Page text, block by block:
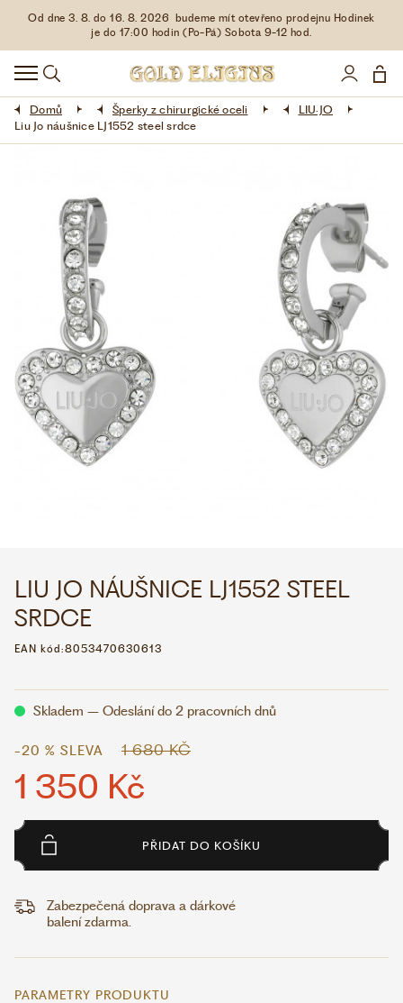
Od dne 3. 8. do 16. 8. 2026 budeme mít otevřeno prodejnu Hodinek
je do 17:00 hodin (Po-Pá) Sobota 9-12 hod.
HODINKY
DOPLŇKY
ŠPERKY
LIMITOVANÉ EDICE
LÁSKA ❤
VŠE O NÁKUPU
KONTAKT
Domů Šperky z chirurgické oceli
LIU·JO
Liu Jo náušnice LJ1552 steel srdce
LIU JO NÁUŠNICE LJ1552 STEEL
SRDCE
EAN kód:8053470630613
Skladem – Odeslání do 2 pracovních dnů
-20 % SLEVA 1 680 KČ
1 350 Kč
PŘIDAT DO KOŠÍKU
Zabezpečená doprava a dárkové
balení zdarma.
PARAMETRY PRODUKTU